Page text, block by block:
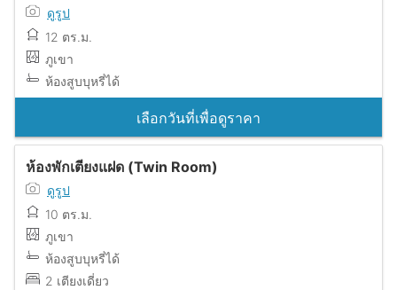
ดูรูป
12 ตร.ม.
ภูเขา
ห้องสูบบุหรี่ได้
เลือกวันที่เพื่อดูราคา
ห้องพักเตียงแฝด (Twin Room)
ดูรูป
10 ตร.ม.
ภูเขา
ห้องสูบบุหรี่ได้
2 เตียงเดี่ยว